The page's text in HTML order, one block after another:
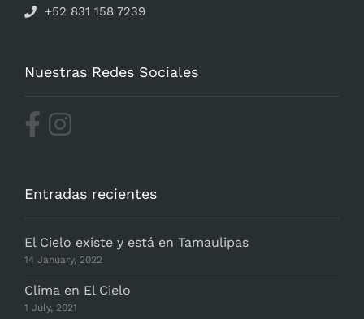
+52 831 158 7239
Nuestras Redes Sociales
Entradas recientes
El Cielo existe y está en Tamaulipas
14 January, 2022
Clima en El Cielo
1 July, 2021